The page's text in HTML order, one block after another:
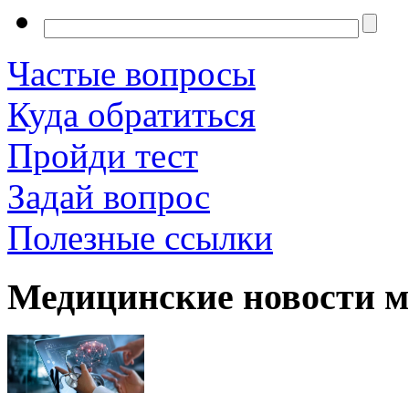
Частые вопросы
Куда обратиться
Пройди тест
Задай вопрос
Полезные ссылки
Медицинские новости